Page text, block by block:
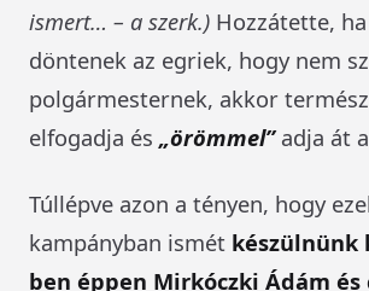
ismert… – a szerk.) Hozzátette,
döntenek az egriek, hogy nem
polgármesternek, akkor
elfogadja és „örömmel”adja át
Túllépve azon a tényen, hogy
kampányban ismét készülnünk
ben éppen Mirkóczki Ádám